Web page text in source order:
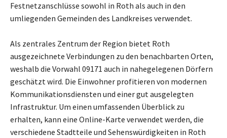
Festnetzanschlüsse sowohl in Roth als auch in den
umliegenden Gemeinden des Landkreises verwendet.
Als zentrales Zentrum der Region bietet Roth
ausgezeichnete Verbindungen zu den benachbarten Orten,
weshalb die Vorwahl 09171 auch in nahegelegenen Dörfern
geschätzt wird. Die Einwohner profitieren von modernen
Kommunikationsdiensten und einer gut ausgelegten
Infrastruktur. Um einen umfassenden Überblick zu
erhalten, kann eine Online-Karte verwendet werden, die
verschiedene Stadtteile und Sehenswürdigkeiten in Roth